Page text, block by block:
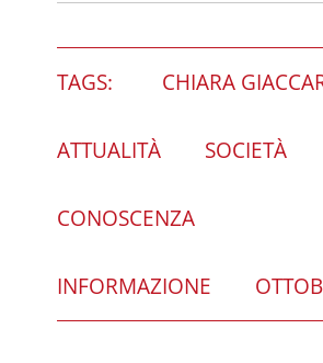
TAGS: CHIARA
ATTUALITÀ SOCIETÀ
CONOSCENZA
INFORMAZIONE